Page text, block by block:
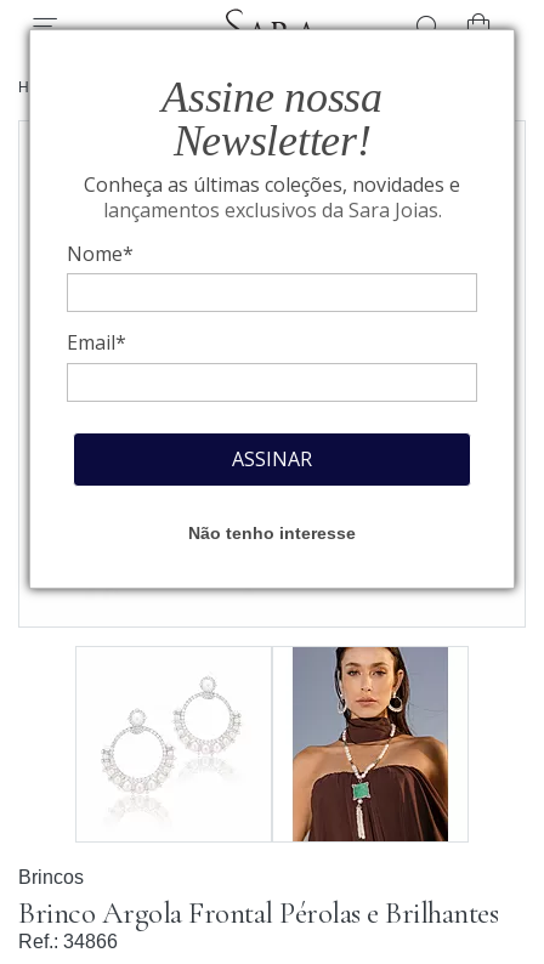
Assine nossa
Newsletter!
Conheça as últimas coleções, novidades e
lançamentos exclusivos da Sara Joias.
Nome*
Email*
ASSINAR
Não tenho interesse
HOME ALTA JOALHERIA/BRINCOS
Brincos
Brinco Argola Frontal Pérolas e Brilhantes
Ref.: 34866